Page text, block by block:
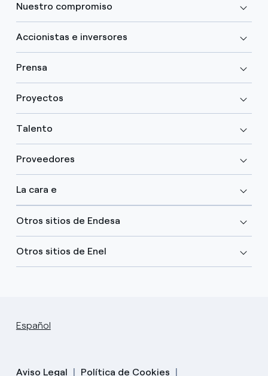
Nuestro compromiso
Accionistas e inversores
Prensa
Proyectos
Talento
Proveedores
La cara e
Otros sitios de Endesa
Otros sitios de Enel
Español
Aviso Legal Política de Cookies